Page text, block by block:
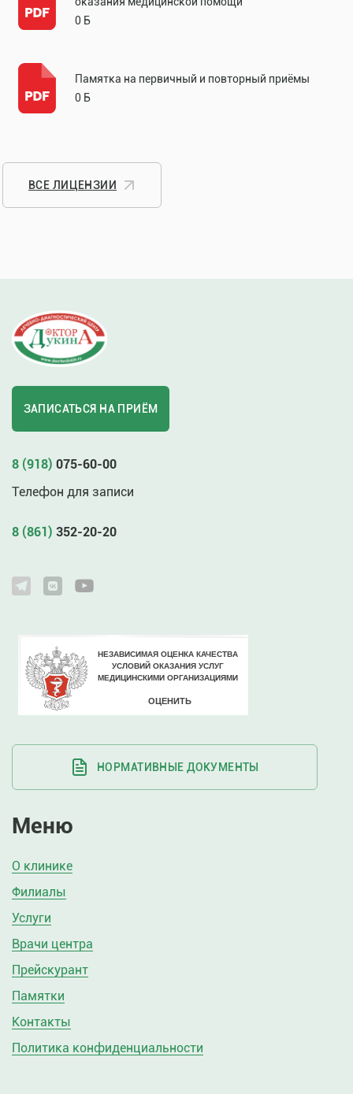
0 Б
Памятка на первичный и повторный приёмы
0 Б
ВСЕ ЛИЦЕНЗИИ
ЗАПИСАТЬСЯ НА ПРИЁМ
8 (918) 075-60-00
Телефон для записи
8 (861) 352-20-20
НОРМАТИВНЫЕ ДОКУМЕНТЫ
Меню
О клинике
Филиалы
Услуги
Врачи центра
Прейскурант
Памятки
Контакты
Политика конфиденциальности